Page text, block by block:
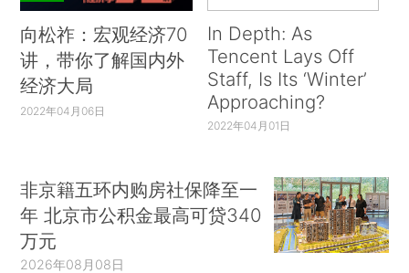
向松祚：宏观经济70
讲，带你了解国内外
经济大局
2022年04月06日
In Depth: As
Tencent Lays Off
Staff, Is Its ‘Winter’
Approaching?
2022年04月01日
非京籍五环内购房社保降至一
年 北京市公积金最高可贷340
万元
2026年08月08日